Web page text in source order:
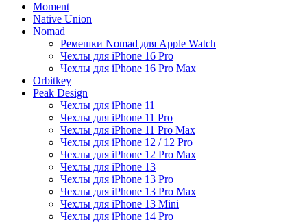
Moment
Native Union
Nomad
Ремешки Nomad для Apple Watch
Чехлы для iPhone 16 Pro
Чехлы для iPhone 16 Pro Max
Orbitkey
Peak Design
Чехлы для iPhone 11
Чехлы для iPhone 11 Pro
Чехлы для iPhone 11 Pro Max
Чехлы для iPhone 12 / 12 Pro
Чехлы для iPhone 12 Pro Max
Чехлы для iPhone 13
Чехлы для iPhone 13 Pro
Чехлы для iPhone 13 Pro Max
Чехлы для iPhone 13 Mini
Чехлы для iPhone 14 Pro